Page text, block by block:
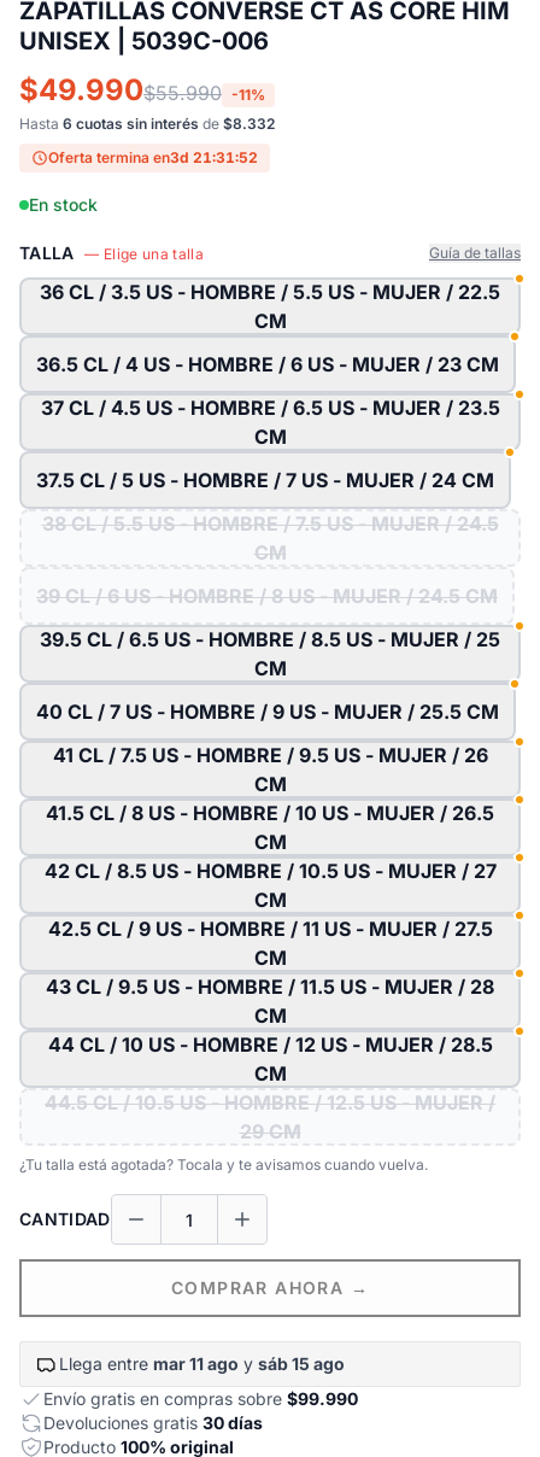
ZAPATILLAS CONVERSE CT AS CORE HIM
UNISEX | 5039C-006
$49.990$55.990 -11%
Hasta 6 cuotas sin interés de $8.332
Oferta termina en3d 21:31:51
En stock
TALLA — Elige una talla Guía de tallas
36 CL / 3.5 US - HOMBRE / 5.5 US - MUJER / 22.5
CM
36.5 CL / 4 US - HOMBRE / 6 US - MUJER / 23 CM
37 CL / 4.5 US - HOMBRE / 6.5 US - MUJER / 23.5
CM
37.5 CL / 5 US - HOMBRE / 7 US - MUJER / 24 CM
38 CL / 5.5 US - HOMBRE / 7.5 US - MUJER / 24.5
CM
39 CL / 6 US - HOMBRE / 8 US - MUJER / 24.5 CM
39.5 CL / 6.5 US - HOMBRE / 8.5 US - MUJER / 25
CM
40 CL / 7 US - HOMBRE / 9 US - MUJER / 25.5 CM
41 CL / 7.5 US - HOMBRE / 9.5 US - MUJER / 26
CM
41.5 CL / 8 US - HOMBRE / 10 US - MUJER / 26.5
CM
42 CL / 8.5 US - HOMBRE / 10.5 US - MUJER / 27
CM
42.5 CL / 9 US - HOMBRE / 11 US - MUJER / 27.5
CM
43 CL / 9.5 US - HOMBRE / 11.5 US - MUJER / 28
CM
44 CL / 10 US - HOMBRE / 12 US - MUJER / 28.5
CM
44.5 CL / 10.5 US - HOMBRE / 12.5 US - MUJER /
29 CM
¿Tu talla está agotada? Tocala y te avisamos cuando vuelva.
CANTIDAD
COMPRAR AHORA →
Llega entre mar 11 ago y sáb 15 ago
Envío gratis en compras sobre $99.990
Devoluciones gratis 30 días
Producto 100% original